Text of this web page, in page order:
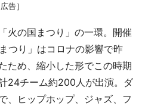
広告］
火の国まつり」の一環。開催
つり」はコロナの影響で昨
ため、縮小した形でこの時期
24チーム約200人が出演。ダ
、ヒップホップ、ジャズ、フ